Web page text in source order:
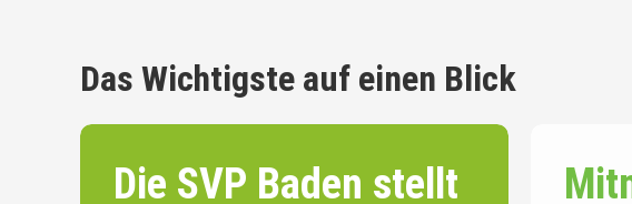
Das Wichtigste auf einen Blick
Die SVP Baden stellt